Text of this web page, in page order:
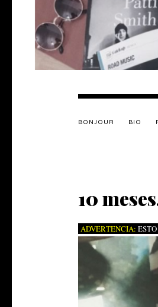
BONJOUR BIO
10
ADVERTENCIA: